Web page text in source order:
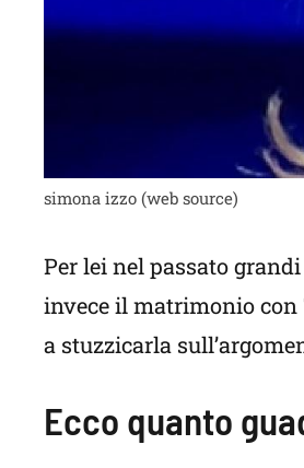
simona izzo (web source)
Per lei nel passato
invece il matrimonio con
a stuzzicarla
Ecco quanto